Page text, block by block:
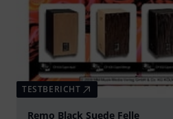
TESTBERICHT
Remo Black Suede Felle